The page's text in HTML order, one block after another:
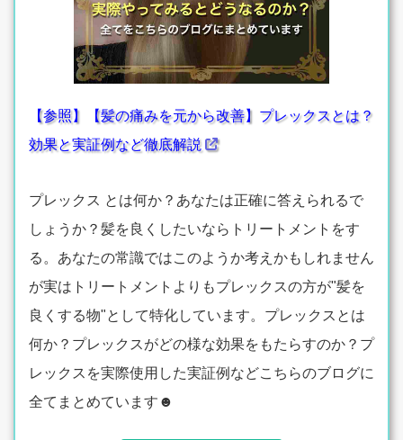
【参照】【髪の痛みを元から改善】プレックスとは？
効果と実証例など徹底解説
プレックス とは何か？あなたは正確に答えられるで
しょうか？髪を良くしたいならトリートメントをす
る。あなたの常識ではこのようか考えかもしれません
が実はトリートメントよりもプレックスの方が"髪を
良くする物"として特化しています。プレックスとは
何か？プレックスがどの様な効果をもたらすのか？プ
レックスを実際使用した実証例などこちらのブログに
全てまとめています☻